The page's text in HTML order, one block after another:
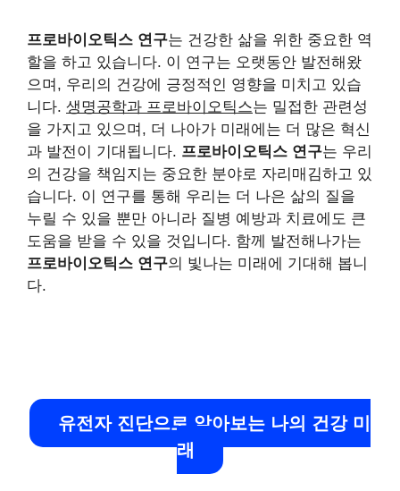
프로바이오틱스 연구는 건강한 삶을 위한 중요한 역
할을 하고 있습니다. 이 연구는 오랫동안 발전해왔
으며, 우리의 건강에 긍정적인 영향을 미치고 있습
니다. 생명공학과 프로바이오틱스는 밀접한 관련성
을 가지고 있으며, 더 나아가 미래에는 더 많은 혁신
과 발전이 기대됩니다. 프로바이오틱스 연구는 우리
의 건강을 책임지는 중요한 분야로 자리매김하고 있
습니다. 이 연구를 통해 우리는 더 나은 삶의 질을
누릴 수 있을 뿐만 아니라 질병 예방과 치료에도 큰
도움을 받을 수 있을 것입니다. 함께 발전해나가는
프로바이오틱스 연구의 빛나는 미래에 기대해 봅니
다.
유전자 진단으로 알아보는 나의 건강 미
래